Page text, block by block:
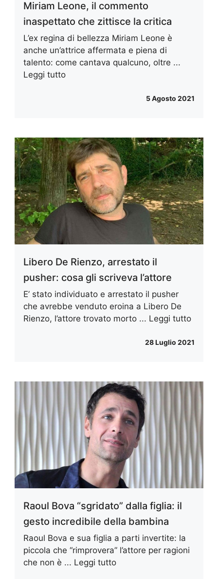
Miriam Leone, il commento
inaspettato che zittisce la critica
L’ex regina di bellezza Miriam Leone è
anche un’attrice affermata e piena di
talento: come cantava qualcuno, oltre ...
Leggi tutto
5 Agosto 2021
Libero De Rienzo, arrestato il
pusher: cosa gli scriveva l’attore
E’ stato individuato e arrestato il pusher
che avrebbe venduto eroina a Libero De
Rienzo, l’attore trovato morto ... Leggi tutto
28 Luglio 2021
Raoul Bova “sgridato” dalla figlia: il
gesto incredibile della bambina
Raoul Bova e sua figlia a parti invertite: la
piccola che “rimprovera” l’attore per ragioni
che non è ... Leggi tutto